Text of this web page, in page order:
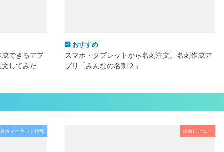
できるアプ
してみた
おすすめ
スマホ・タブレットから名刺注文。名刺作成ア
プリ「みんなの名刺２」
販マーケット情報 体験レビュー